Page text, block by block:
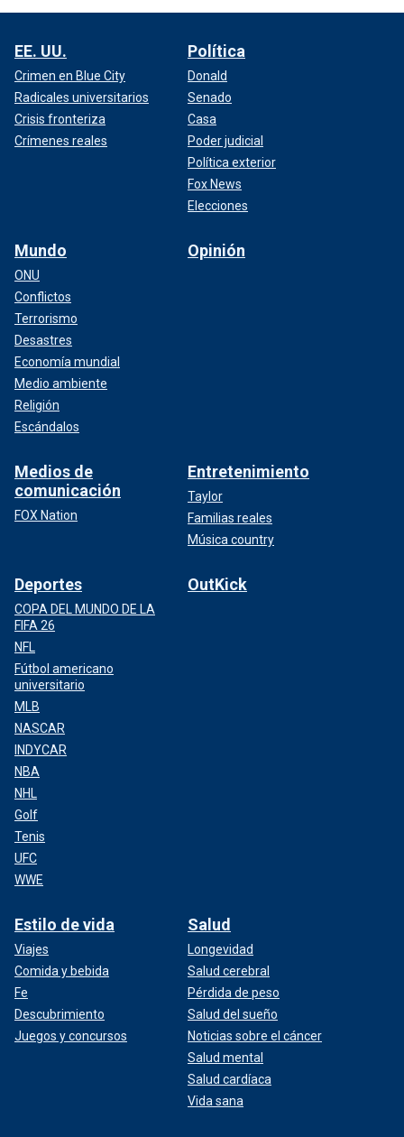
EE. UU.
Crimen en Blue City
Radicales universitarios
Crisis fronteriza
Crímenes reales
Política
Donald
Senado
Casa
Poder judicial
Política exterior
Fox News
Elecciones
Mundo
ONU
Conflictos
Terrorismo
Desastres
Economía mundial
Medio ambiente
Religión
Escándalos
Opinión
Medios de
comunicación
FOX Nation
Entretenimiento
Taylor
Familias reales
Música country
Deportes
COPA DEL MUNDO DE LA
FIFA 26
NFL
Fútbol americano
universitario
MLB
NASCAR
INDYCAR
NBA
NHL
Golf
Tenis
UFC
WWE
OutKick
Estilo de vida
Viajes
Comida y bebida
Fe
Descubrimiento
Juegos y concursos
Salud
Longevidad
Salud cerebral
Pérdida de peso
Salud del sueño
Noticias sobre el cáncer
Salud mental
Salud cardíaca
Vida sana